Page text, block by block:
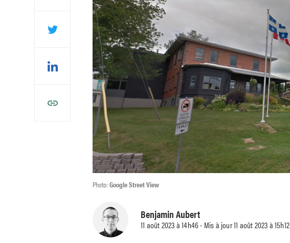
Photo:Google Street View
Benjamin Aubert
11 août 2023 à 14h46 - Mis à jour 11 août 2023 à 15h12